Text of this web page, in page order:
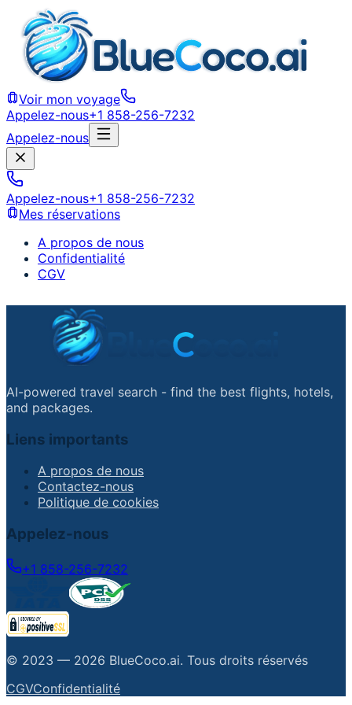
Voir mon voyage
Appelez-nous+1 858-256-7232
Appelez-nous
Appelez-nous+1 858-256-7232
Mes réservations
A propos de nous
Confidentialité
CGV
AI-powered travel search - find the best flights, hotels,
and packages.
Liens importants
A propos de nous
Contactez-nous
Politique de cookies
Appelez-nous
+1 858-256-7232
© 2023 — 2026 BlueCoco.ai. Tous droits réservés
CGVConfidentialité